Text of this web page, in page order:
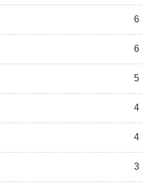
6
6
5
4
4
3